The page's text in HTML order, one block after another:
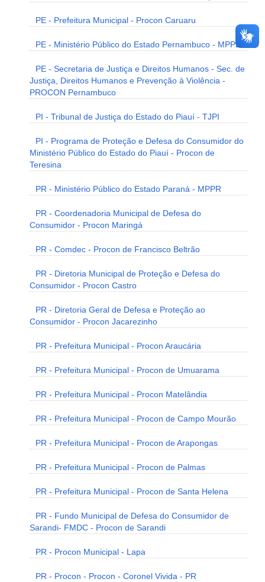
PE - Prefeitura Municipal - Procon Caruaru
PE - Ministério Público do Estado Pernambuco - MPPE
PE - Secretaria de Justiça e Direitos Humanos - Sec. de
Justiça, Direitos Humanos e Prevenção à Violência -
PROCON Pernambuco
PI - Tribunal de Justiça do Estado do Piauí - TJPI
PI - Programa de Proteção e Defesa do Consumidor do
Ministério Público do Estado do Piauí - Procon de
Teresina
PR - Ministério Público do Estado Paraná - MPPR
PR - Coordenadoria Municipal de Defesa do
Consumidor - Procon Maringá
PR - Comdec - Procon de Francisco Beltrão
PR - Diretoria Municipal de Proteção e Defesa do
Consumidor - Procon Castro
PR - Diretoria Geral de Defesa e Proteção ao
Consumidor - Procon Jacarezinho
PR - Prefeitura Municipal - Procon Araucária
PR - Prefeitura Municipal - Procon de Umuarama
PR - Prefeitura Municipal - Procon Matelândia
PR - Prefeitura Municipal - Procon de Campo Mourão
PR - Prefeitura Municipal - Procon de Arapongas
PR - Prefeitura Municipal - Procon de Palmas
PR - Prefeitura Municipal - Procon de Santa Helena
PR - Fundo Municipal de Defesa do Consumidor de
Sarandi- FMDC - Procon de Sarandi
PR - Procon Municipal - Lapa
PR - Procon - Procon - Coronel Vivida - PR